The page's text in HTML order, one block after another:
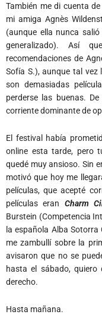
También me di cuenta
mi amiga Agnès
(aunque ella nunca
generalizado). Así
recomendaciones de
Sofía S.), aunque tal vez
son demasiadas
perderse las buenas.
corriente dominante de
El festival había
online esta tarde, pero
quedé muy ansioso. Sin
motivó que hoy me
películas, que acepté
películas eran Charm
Burstein (Competencia
la española Alba
me zambullí sobre la
avisaron que no se
hasta el sábado, quiero
derecho.
Hasta mañana.